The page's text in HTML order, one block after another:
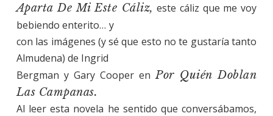
Aparta De Mi Este Cáliz, este cáliz que me voy
bebiendo enterito… y
con las imágenes (y sé que esto no te gustaría tanto
Almudena) de Ingrid
Bergman y Gary Cooper enPor Quién Doblan
Las Campanas.
Al leer esta novela he sentido que conversábamos,